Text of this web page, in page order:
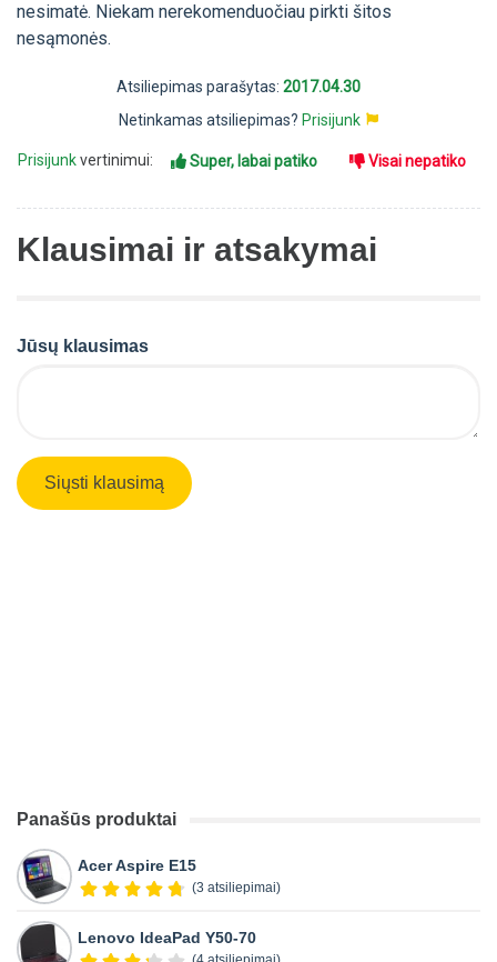
nesimatė. Niekam nerekomenduočiau pirkti šitos
nesąmonės.
Atsiliepimas parašytas: 2017.04.30
Netinkamas atsiliepimas? Prisijunk
Prisijunkvertinimui: Super, labai patiko Visai nepatiko
Klausimai ir atsakymai
Jūsų klausimas
Panašūs produktai
Acer Aspire E15
(3 atsiliepimai)
Lenovo IdeaPad Y50-70